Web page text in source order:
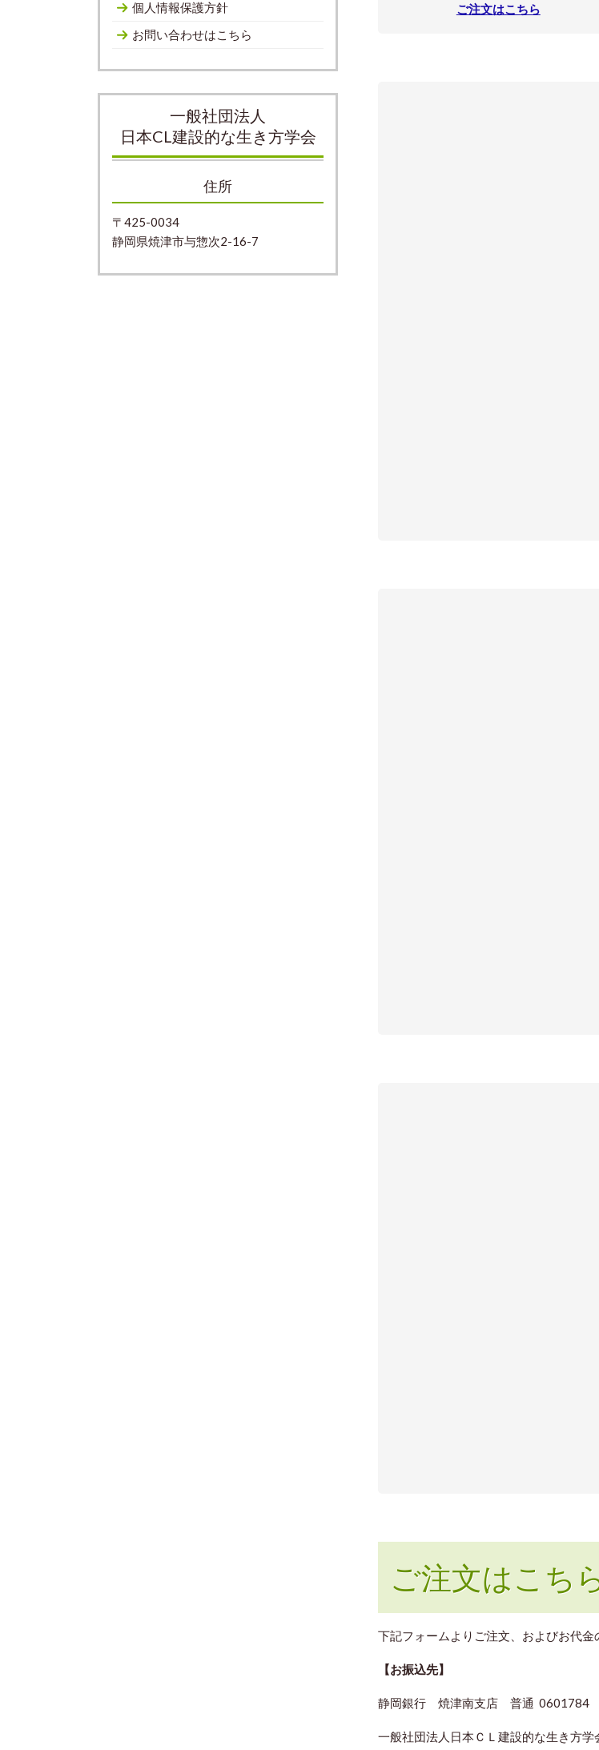
ご注文はこちら
ご注文はこち
下記フォームよりご注文、およびお代金
【お振込先】
静岡銀行 焼津南支店 普通 0601784
一般社団法人日本ＣＬ建設的な生き方
個人情報保護方針
お問い合わせはこちら
一般社団法人
日本CL建設的な生き方学会
住所
〒425-0034
静岡県焼津市与惣次2-16-7